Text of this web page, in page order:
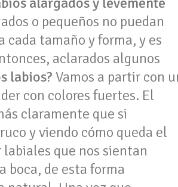
o pequeños no puedan
cada tamaño y forma, y es
aclarados algunos
labios? Vamos a partir con
con colores fuertes. El
claramente que si
y viendo cómo queda el
que nos sientan
boca, de esta forma